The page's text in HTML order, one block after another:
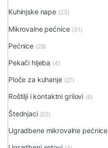
Kuhinjske nape (23)
Mikrovalne pećnice (31)
Pećnice (28)
Pekači hljeba (4)
Ploče za kuhanje (27)
Roštilji i kontaktni grilovi (6)
Štednjaci (22)
Ugradbene mikrovalne pećnice